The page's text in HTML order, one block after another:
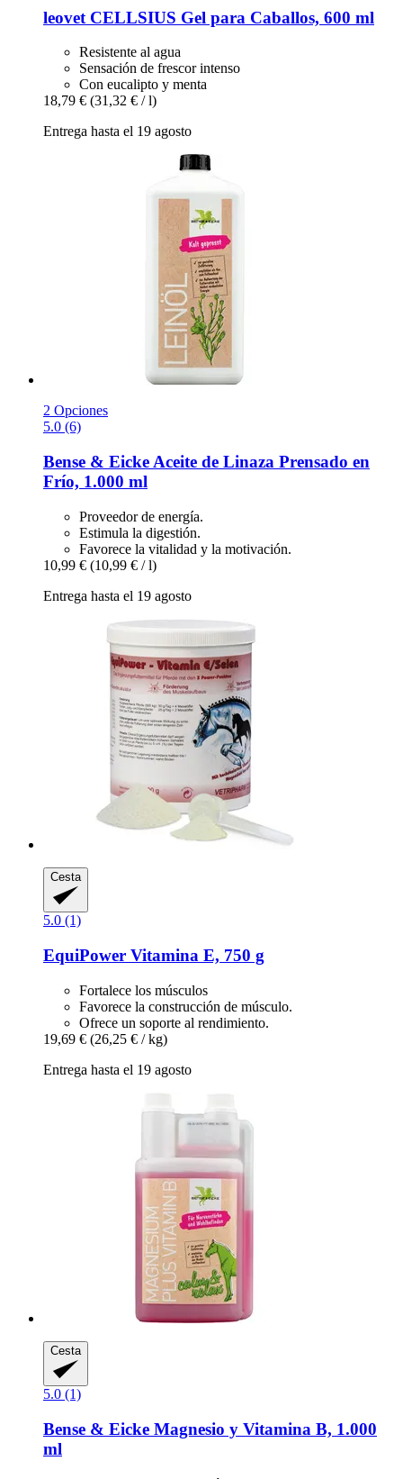
leovet CELLSIUS Gel para Caballos, 600 ml
Resistente al agua
Sensación de frescor intenso
Con eucalipto y menta
18,79 € (31,32 € / l)
Entrega hasta el 19 agosto
2 Opciones
5.0 (6)
Bense & Eicke Aceite de Linaza Prensado en
Frío, 1.000 ml
Proveedor de energía.
Estimula la digestión.
Favorece la vitalidad y la motivación.
10,99 € (10,99 € / l)
Entrega hasta el 19 agosto
Cesta
5.0 (1)
EquiPower Vitamina E, 750 g
Fortalece los músculos
Favorece la construcción de músculo.
Ofrece un soporte al rendimiento.
19,69 € (26,25 € / kg)
Entrega hasta el 19 agosto
Cesta
5.0 (1)
Bense & Eicke Magnesio y Vitamina B, 1.000
ml